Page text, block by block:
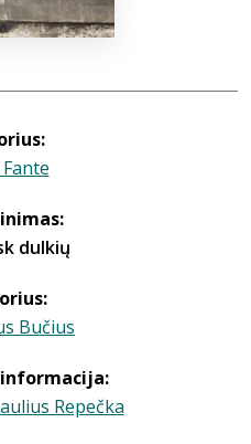
dulkių
Bučius
Repečka